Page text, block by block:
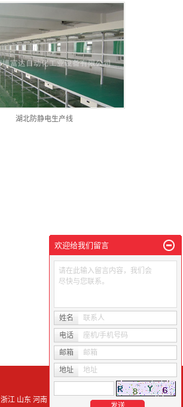
湖北防静电生产线
浙江 山东 河南 上海 湖北 湖南
欢迎给我们留言
请在此输入留言内容，我们会
尽快与您联系。
姓名 联系人
电话 座机/手机号码
邮箱 邮箱
地址 地址